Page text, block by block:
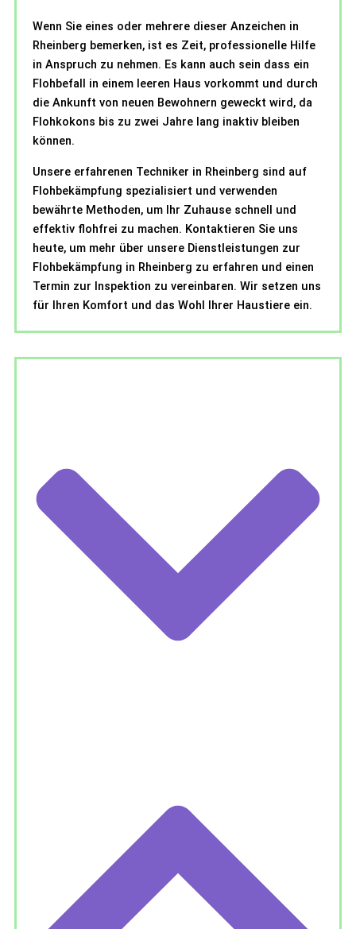
Wenn Sie eines oder mehrere dieser Anzeichen in
Rheinberg bemerken, ist es Zeit, professionelle Hilfe
in Anspruch zu nehmen. Es kann auch sein dass ein
Flohbefall in einem leeren Haus vorkommt und durch
die Ankunft von neuen Bewohnern geweckt wird, da
Flohkokons bis zu zwei Jahre lang inaktiv bleiben
können.
Unsere erfahrenen Techniker in Rheinberg sind auf
Flohbekämpfung spezialisiert und verwenden
bewährte Methoden, um Ihr Zuhause schnell und
effektiv flohfrei zu machen. Kontaktieren Sie uns
heute, um mehr über unsere Dienstleistungen zur
Flohbekämpfung in Rheinberg zu erfahren und einen
Termin zur Inspektion zu vereinbaren. Wir setzen uns
für Ihren Komfort und das Wohl Ihrer Haustiere ein.